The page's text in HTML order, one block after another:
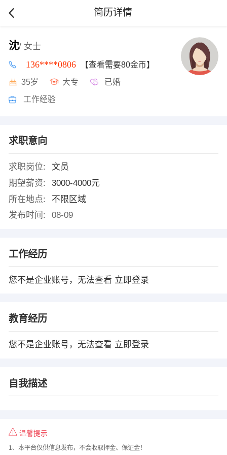
简历详情
沈/ 女士
136****0806 【查看需要80金币】
35岁 大专 已婚
工作经验
求职意向
求职岗位:
文员
期望薪资:
3000-4000元
所在地点:
不限区域
发布时间:
08-09
工作经历
您不是企业账号，无法查看 立即登录
教育经历
您不是企业账号，无法查看 立即登录
自我描述
温馨提示
1、本平台仅供信息发布，不会收取押金、保证金！